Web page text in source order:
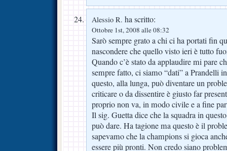
Alessio R. ha scritto:
Ottobre 1st, 2008 alle 08:32
Sarò sempre grato a chi ci ha portati fin
nascondere che quello visto ieri è tutto
Quando c’è stato da applaudire mi pare
sempre fatto, ci siamo “dati” a Prandelli
questo, alla lunga, può diventare un
criticare o da dissentire è giusto far
proprio non va, in modo civile e a fine
Il sig. Guetta dice che la squadra in
può dare. Ha tagione ma questo è il
sapevamo che la champions si gioca
essere più pronti. Non credo siano